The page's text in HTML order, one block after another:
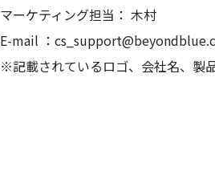
マーケティング担当： 木村
E-mail ：
※記載されているロゴ、会社名、製